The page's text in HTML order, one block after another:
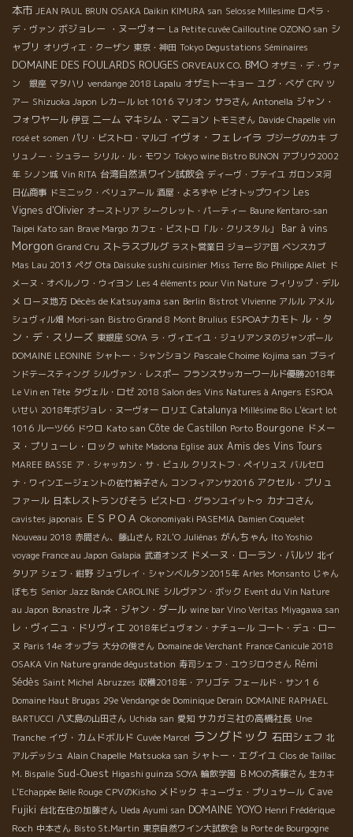
本市 JEAN PAUL BRUN OSAKA Daikin KIMURA san Selosse Millesime ロペラ・
デ・ヴァン ボジョレー ・ヌーヴォー La Petite cuvée Cailloutine OZONO san シ
ャブリ オリヴィエ・クーザン 東京・神田 Tokyo Degustations Séminaires
DOMAINE DES FOULARDS ROUGES ORVEAUX CO. BMO オザミ・デ・ヴァ
ン 銀座 マタハリ vendange 2018 Lapalu オザミトーキョー ユグ・べゲ CPV ツ
アー Shizuoka Japon レカール lot 1016 マリオン サラさん Antonella ジャン・
フォワヤール 伊豆 ニーム マキシム・マニョン トモミさん Davide Chapelle vin
rosé et somen パリ・ビストロ・マルゴ イヴォ・フェレイラ ブジーグのカキ ブ
リュノー・シュラー シリル・ル・モワン Tokyo wine Bistro BUNON アブリウ2002
年 シノン城 Vin RITA 台湾自然派ワイン試飲会 ディーヴ・ブテイユ ガロンヌ河
日仏商事 ドミニック・べリュアール 酒屋・よろずや ビオトップワイン Les
Vignes d'Olivier オーストリア シークレット・パーティー Baune Kentaro-san
Taipei Kato san Brave Margo カフェ・ビストロ「ル・クリスタル」 Bar à vins
Morgon Grand Cru ストラスブルグ ラスト営業日 ジョージア国 ベンスカブ
Mas Lau 2013 ペグ Ota Daisuke sushi cuisinier Miss Terre Bio Philippe Aliet ド
メーヌ・オベルノワ・ウイヨン Les 4 éléments pour Vin Nature フィリップ・デル
メ ローヌ地方 Décès de Katsuyama san Berlin Bistrot VIvienne アルル アメル
シュヴィル畑 Mori-san Bistro Grand 8 Mont Brulius ESPOAナカモト ル・タ
ン・デ・スリーズ 東銀座 SOYA ラ・ヴィエイユ・ジュリアンヌのジャンポール
DOMAINE LEONINE シャトー・シャンション Pascale Choime Kojima san ブライ
ンドテースティング シルヴァン・レスポー フランスサッカーワールド優勝2018年
Le Vin en Tête タヴェル・ロゼ 2018 Salon des Vins Natures à Angers ESPOA
いせい 2018年ボジョレ・ヌーヴォー ロリエ Catalunya Millésime Bio L'écart lot
1016 ルーツ66 ドウロ Kato san Côte de Castillon Porto Bourgone ドメー
ヌ・プリューレ・ロック white Madona Eglise aux Amis des Vins Tours
MAREE BASSE ア・シャッカン・サ・ビュル クリストフ・ペイリュス バルセロ
ナ・ワインエージェントの佐竹裕子さん コンフィアンサ2016 アクセル・プリュ
ファール 日本レストランびそう ビストロ・グランユイットゥ カナコさん
cavistes japonais ＥＳＰＯＡ Okonomiyaki PASEMIA Damien Coquelet
Nouveau 2018 赤間さん、藤山さん R2L'O Juliénas がんちゃん Ito Yoshio
voyage France au Japon Galapia 武道オンズ ドメーヌ・ローラン・バルツ 北イ
タリア シェフ・紺野 ジュヴレイ・シャンベルタン2015年 Arles Monsanto じゃん
ぼもち Senior Jazz Bande CAROLINE シルヴァン・ボック Event du Vin Nature
au Japon Bonastre ルネ・ジャン・ダール wine bar Vino Veritas Miyagawa san
レ・ヴィニュ・ドリヴィエ 2018年ビュヴォン・ナチュール コート・デュ・ロー
ヌ Paris 14e オップラ 大分の俊さん Domaine de Verchant France Canicule 2018
OSAKA Vin Nature grande dégustation 寿司シェフ・ユウジロウさん Rémi
Sédès Saint Michel Abruzzes 収穫2018年・アリゴテ フェールド・サン１６
Domaine Haut Brugas 29e Vendange de Dominique Derain DOMAINE RAPHAEL
BARTUCCI 八丈島の山田さん Uchida san 愛知 サカガミ社の高橋社長 Une
Tranche イヴ・カムドボルド Cuvée Marcel ラングドック 石田シェフ 北
アルデッシュ Alain Chapelle Matsuoka san シャトー・エグイユ Clos de Taillac
M. Bispalie Sud-Ouest Higashi guinza SOYA 輪飲学園 ＢＭОの斉藤さん 生カキ
L'Echappée Belle Rouge CPVのKisho メドック キューヴェ・プリュサール Ｃave
Fujiki 台北在住の加藤さん Ueda Ayumi san DOMAINE YOYO Henri Frédérique
Roch 中本さん Bisto St.Martin 東京自然ワイン大試飲会 la Porte de Bourgogne